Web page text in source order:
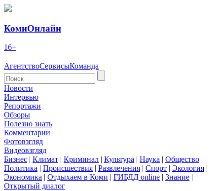
КомиОнлайн
16+
АгентствоСервисыКоманда
Новости
Интервью
Репортажи
Обзоры
Полезно знать
Комментарии
Фотовзгляд
Видеовзгляд
Бизнес | Климат | Криминал | Культура | Наука | Общество |
Политика | Происшествия | Развлечения | Спорт | Экология |
Экономика | Отдыхаем в Коми | ГИБДД online | Знание |
Открытый диалог